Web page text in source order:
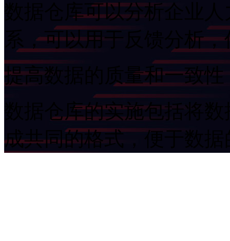
数据仓库可以分析企业
系，可以用于反馈分析
提高数据的质量和一致性
数据仓库的实施包括将
成共同的格式，便于数